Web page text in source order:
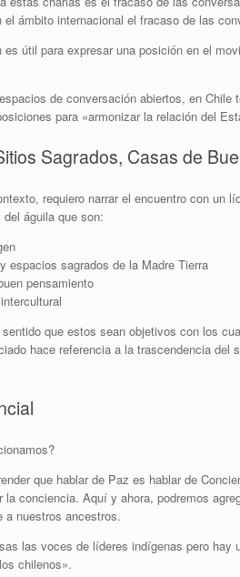
ámbito internacional el fracaso de las
es útil para expresar una posición en el
de conversación abiertos, en
para «armonizar la relación del
Sagrados, Casas de
requiero narrar el encuentro con un
águila que son:
espacios sagrados de la Madre Tierra
pensamiento
que estos sean objetivos con los
hace referencia a la trascendencia
que hablar de Paz es hablar de
conciencia. Aquí y ahora, podremos
a nuestros ancestros.
las voces de líderes indígenas pero
chilenos».